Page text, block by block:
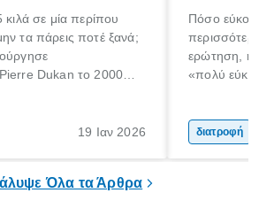
κιλά σε μία περίπου
τα πάρεις ποτέ ξανά;
Dukan το 2000
άλεσης, άφθονο νερό,
περίπατος 20 λεπτών
19 Ιαν 2026
Πόσο
ερώτηση, η
«πολύ
ακόμα
γιατί θα
διατροφή
Όλα τα Άρθρα